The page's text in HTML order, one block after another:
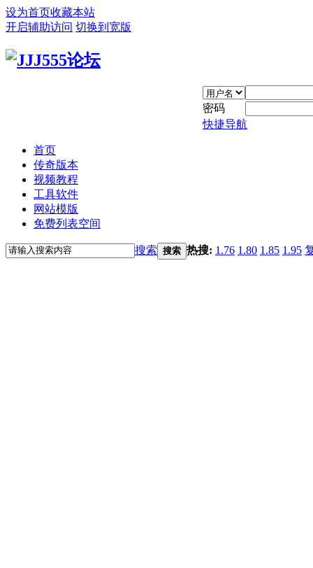
设为首页收藏本站
开启辅助访问 切换到宽版
密码
快捷导航
首页
传奇版本
视频教程
工具软件
网站模版
免费列表空间
搜索 搜索 热搜: 1.76 1.80 1.85 1.95